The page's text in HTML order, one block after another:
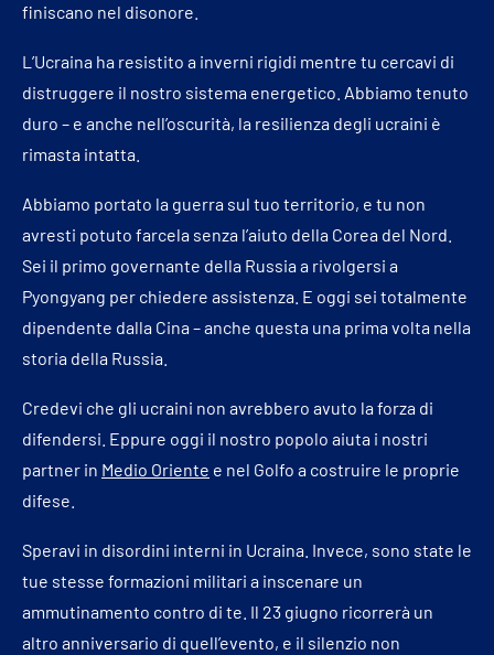
finiscano nel disonore.
L’Ucraina ha resistito a inverni rigidi mentre tu cercavi di
distruggere il nostro sistema energetico. Abbiamo tenuto
duro – e anche nell’oscurità, la resilienza degli ucraini è
rimasta intatta.
Abbiamo portato la guerra sul tuo territorio, e tu non
avresti potuto farcela senza l’aiuto della Corea del Nord.
Sei il primo governante della Russia a rivolgersi a
Pyongyang per chiedere assistenza. E oggi sei totalmente
dipendente dalla Cina – anche questa una prima volta nella
storia della Russia.
Credevi che gli ucraini non avrebbero avuto la forza di
difendersi. Eppure oggi il nostro popolo aiuta i nostri
partner in Medio Oriente e nel Golfo a costruire le proprie
difese.
Speravi in disordini interni in Ucraina. Invece, sono state le
tue stesse formazioni militari a inscenare un
ammutinamento contro di te. Il 23 giugno ricorrerà un
altro anniversario di quell’evento, e il silenzio non